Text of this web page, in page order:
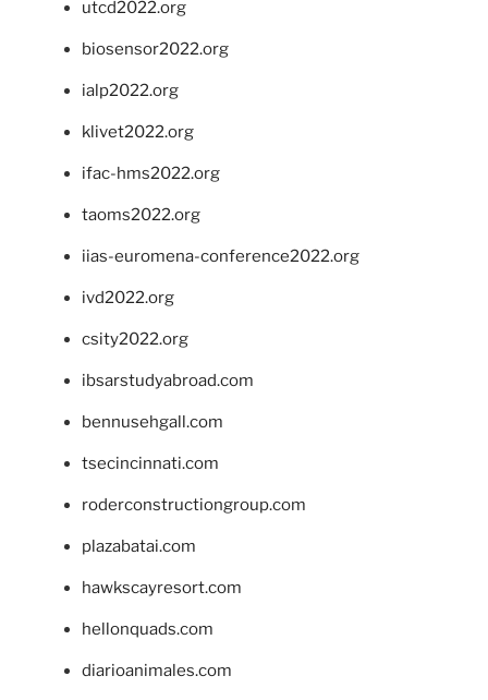
utcd2022.org
biosensor2022.org
ialp2022.org
klivet2022.org
ifac-hms2022.org
taoms2022.org
iias-euromena-conference2022.org
ivd2022.org
csity2022.org
ibsarstudyabroad.com
bennusehgall.com
tsecincinnati.com
roderconstructiongroup.com
plazabatai.com
hawkscayresort.com
hellonquads.com
diarioanimales.com